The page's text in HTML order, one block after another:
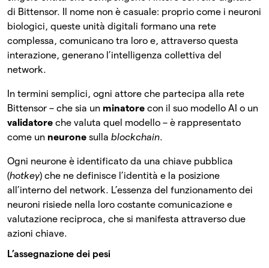
di Bittensor. Il nome non è casuale: proprio come i neuroni
biologici, queste unità digitali formano una rete
complessa, comunicano tra loro e, attraverso questa
interazione, generano l’intelligenza collettiva del
network.
In termini semplici, ogni attore che partecipa alla rete
Bittensor – che sia un minatore con il suo modello AI o un
validatore che valuta quel modello – è rappresentato
come un neurone sulla blockchain.
Ogni neurone è identificato da una chiave pubblica
(hotkey) che ne definisce l’identità e la posizione
all’interno del network. L’essenza del funzionamento dei
neuroni risiede nella loro costante comunicazione e
valutazione reciproca, che si manifesta attraverso due
azioni chiave.
L’assegnazione dei pesi